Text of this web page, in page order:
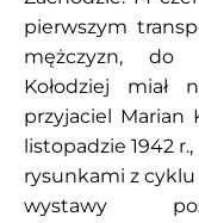
pierwszym
mężczyzn, do
Kołodziej miał
przyjaciel Marian
listopadzie 1942
rysunkami z cyklu
wystawy